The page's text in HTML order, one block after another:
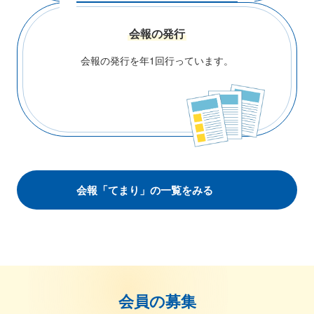
会報の発行
会報の発行を年1回行っています。
会報「てまり」の一覧をみる
会員の募集